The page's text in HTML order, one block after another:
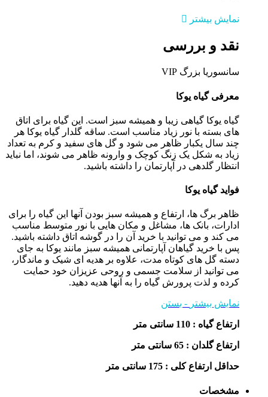
نمایش بیشتر
نقد و بررسی
سانسوریا بزرگ VIP
معرفی گیاه یوکا
گیاه یوکا گیاهی زیبا و همیشه سبز است. این گیاه برای اتاق
های بسته با نور زیاد مناسب است. ساقه گلدار گیاه یوکا هر
چند سال یکبار ظاهر می شود و گل های سفید و کرم به تعداد
زیاد به شکل یک زنگ کوچک و وارونه ظاهر می شوند، اما نباید
انتظار گلدهی در آپارتمان را داشته باشید.
فواید گیاه یوکا
ظاهر برگ ها، ارتفاع و همیشه سبز بودن آنها این گیاه را برای
ادارات، بانک ها، مشاغل و مکان هایی با نور متوسط ​​مناسب
می کند و می توانید با خرید آن را در گوشه اتاق داشته باشید.
پس با خرید گیاهان آپارتمانی همیشه سبز مانند یوکا به جای
دسته گل های کوتاه مدت، علاوه بر هدیه ای شیک و ماندگار،
می توانید از سلامت جسمی و روحی عزیزان خود حمایت
کرده و لذت پرورش گیاه را به آنها هدیه دهید.
نمایش بیشتر - بستن
ارتفاع گیاه : 110 سانتی متر
ارتفاع گلدان : 65 سانتی متر
حداقل ارتفاع کلی : 175 سانتی متر
مشخصات